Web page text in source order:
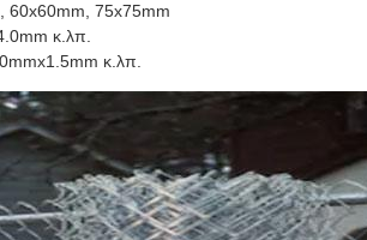
60x60mm, 75x75mm
κ.λπ.
κ.λπ.